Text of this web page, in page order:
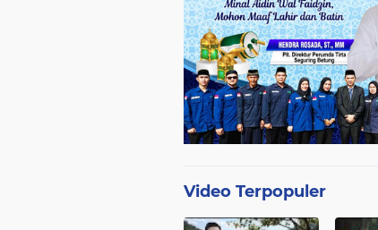
Video Terpopuler